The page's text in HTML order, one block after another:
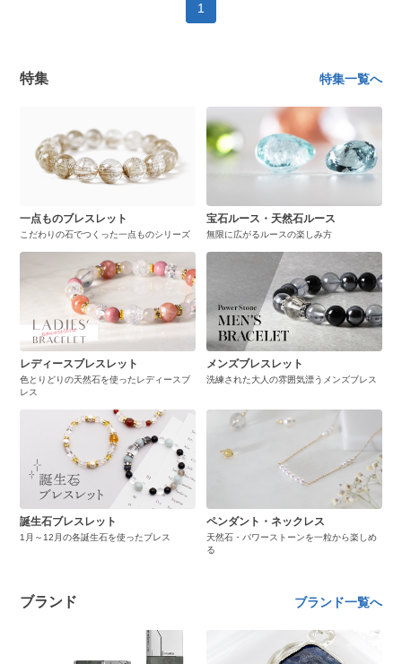
1
特集 特集一覧へ
一点ものブレスレット
こだわりの石でつくった一点ものシリーズ
宝石ルース・天然石ルース
無限に広がるルースの楽しみ方
レディースブレスレット
色とりどりの天然石を使ったレディースブ
レス
メンズブレスレット
洗練された大人の雰囲気漂うメンズブレス
誕生石ブレスレット
1月～12月の各誕生石を使ったブレス
ペンダント・ネックレス
天然石・パワーストーンを一粒から楽しめ
る
ブランド ブランド一覧へ